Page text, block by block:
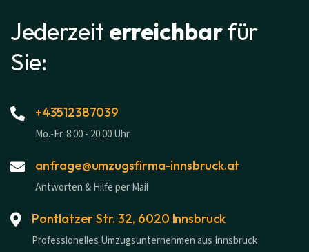
Jederzeit erreichbarfür
Sie:
+43512387039
Mo.-Fr. 8:00 - 20:00 Uhr
anfrage@umzugsfirma-innsbruck.at
Antworten & Hilfe per Mail
Pontlatzer Str. 32, 6020 Innsbruck
Professionelles Umzugsunternehmen aus Innsbruck